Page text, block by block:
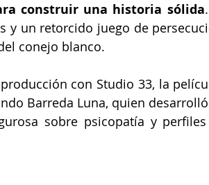
construir una historia sólida
y un retorcido juego de
conejo blanco.
con Studio 33, la
Barreda Luna, quien
sobre psicopatía y